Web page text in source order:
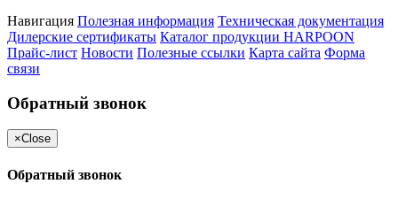
Навигация Полезная информация Техническая документация
Дилерские сертификаты Каталог продукции HARPOON
Прайс-лист Новости Полезные ссылки Карта сайта Форма
связи
Обратный звонок
×Close
Обратный звонок